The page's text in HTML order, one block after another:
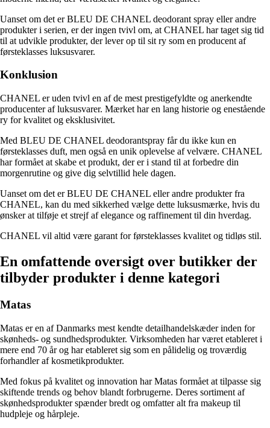
Uanset om det er BLEU DE CHANEL deodorant spray eller andre
produkter i serien, er der ingen tvivl om, at CHANEL har taget sig tid
til at udvikle produkter, der lever op til sit ry som en producent af
førsteklasses luksusvarer.
Konklusion
CHANEL er uden tvivl en af ​​de mest prestigefyldte og anerkendte
producenter af luksusvarer. Mærket har en lang historie og enestående
ry for kvalitet og eksklusivitet.
Med BLEU DE CHANEL deodorantspray får du ikke kun en
førsteklasses duft, men også en unik oplevelse af velvære. CHANEL
har formået at skabe et produkt, der er i stand til at forbedre din
morgenrutine og give dig selvtillid hele dagen.
Uanset om det er BLEU DE CHANEL eller andre produkter fra
CHANEL, kan du med sikkerhed vælge dette luksusmærke, hvis du
ønsker at tilføje et strejf af elegance og raffinement til din hverdag.
CHANEL vil altid være garant for førsteklasses kvalitet og tidløs stil.
En omfattende oversigt over butikker der
tilbyder produkter i denne kategori
Matas
Matas er en af Danmarks mest kendte detailhandelskæder inden for
skønheds- og sundhedsprodukter. Virksomheden har været etableret i
mere end 70 år og har etableret sig som en pålidelig og troværdig
forhandler af kosmetikprodukter.
Med fokus på kvalitet og innovation har Matas formået at tilpasse sig
skiftende trends og behov blandt forbrugerne. Deres sortiment af
skønhedsprodukter spænder bredt og omfatter alt fra makeup til
hudpleje og hårpleje.